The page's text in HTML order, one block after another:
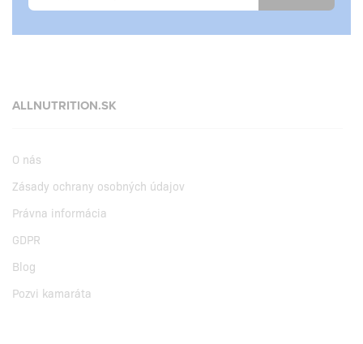
ALLNUTRITION.SK
O nás
Zásady ochrany osobných údajov
Právna informácia
GDPR
Blog
Pozvi kamaráta